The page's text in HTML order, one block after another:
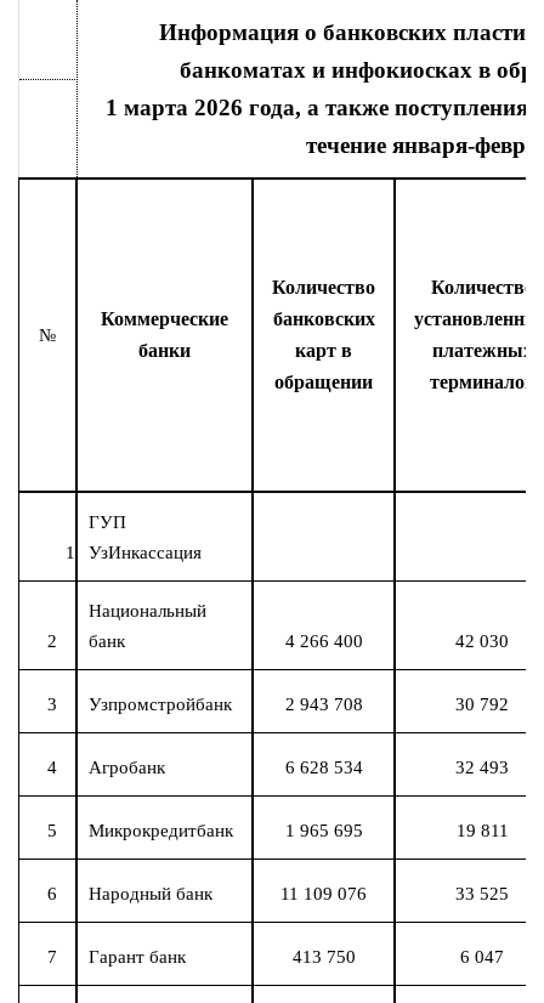
Информация о банковских
банкоматах и инфокиосках в
1 марта 2026 года, а также
течение января-
№
Коммерческие
банки
Количество
банковских
карт в
обращении
Количество
платежных
терминалов
1
ГУП
УзИнкассация
2
Национальный
банк
4 266 400 42 030
3 Узпромстройбанк 2 943 708 30 792
4 Агробанк 6 628 534 32 493
5 Микрокредитбанк 1 965 695 19 811
6 Народный банк 11 109 076 33 525
7 Гарант банк 413 750 6 047